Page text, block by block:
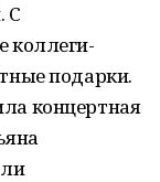
С
коллеги-
подарки.
концертная